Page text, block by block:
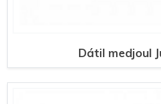
Dátil medjoul